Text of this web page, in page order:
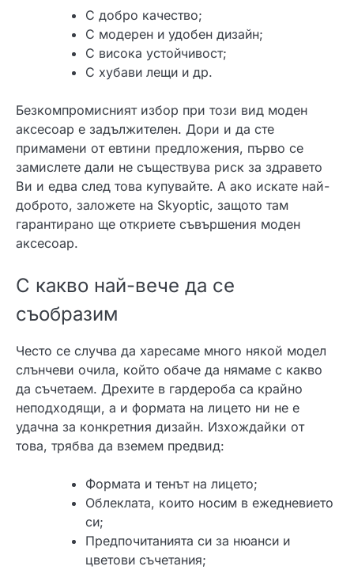
С добро качество;
С модерен и удобен дизайн;
С висока устойчивост;
С хубави лещи и др.
Безкомпромисният избор при този вид моден
аксесоар е задължителен. Дори и да сте
примамени от евтини предложения, първо се
замислете дали не съществува риск за здравето
Ви и едва след това купувайте. А ако искате най-
доброто, заложете на Skyoptic, защото там
гарантирано ще откриете съвършения моден
аксесоар.
С какво най-вече да се
съобразим
Често се случва да харесаме много някой модел
слънчеви очила, който обаче да нямаме с какво
да съчетаем. Дрехите в гардероба са крайно
неподходящи, а и формата на лицето ни не е
удачна за конкретния дизайн. Изхождайки от
това, трябва да вземем предвид:
Формата и тенът на лицето;
Облеклата, които носим в ежедневието
си;
Предпочитанията си за нюанси и
цветови съчетания;